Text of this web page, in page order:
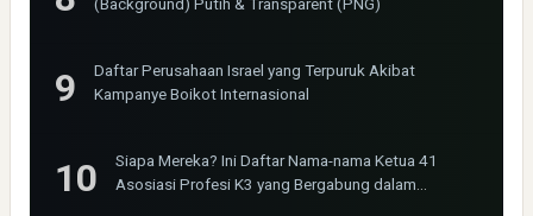
Daftar Perusahaan Israel yang Terpuruk Akibat
Kampanye Boikot Internasional
Siapa Mereka? Ini Daftar Nama-nama Ketua 41
Asosiasi Profesi K3 yang Bergabung dalam